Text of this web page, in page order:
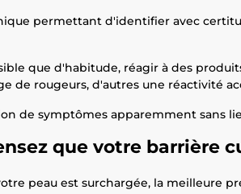
permettant d'identifier avec
que d'habitude, réagir à des
de rougeurs, d'autres une réactivité
de symptômes apparemment sans
que votre barrière
peau est surchargée, la meilleure